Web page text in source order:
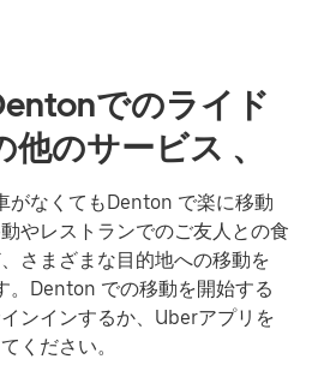
でのライド
のサービス 、
がなくてもDenton で楽に移動
やレストランでのご友人との食
さまざまな目的地への移動を
。Denton での移動を開始する
ンインするか、Uberアプリを
ください。